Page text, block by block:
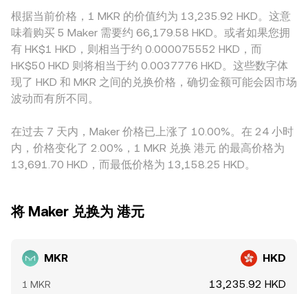
根据当前价格，1 MKR 的价值约为 13,235.92 HKD。这意
味着购买 5 Maker 需要约 66,179.58 HKD。或者如果您拥
有 HK$1 HKD，则相当于约 0.000075552 HKD，而
HK$50 HKD 则将相当于约 0.0037776 HKD。这些数字体
现了 HKD 和 MKR 之间的兑换价格，确切金额可能会因市场
波动而有所不同。
在过去 7 天内，Maker 价格已上涨了 10.00%。在 24 小时
内，价格变化了 2.00%，1 MKR 兑换 港元 的最高价格为
13,691.70 HKD，而最低价格为 13,158.25 HKD。
将 Maker 兑换为 港元
MKR HKD
1 MKR 13,235.92 HKD